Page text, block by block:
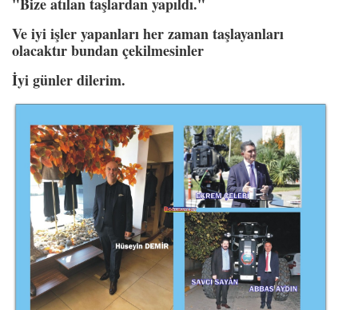
Ve iyi işler yapanları her zaman taşlayanları
olacaktır bundan çekilmesinler
İyi günler dilerim.